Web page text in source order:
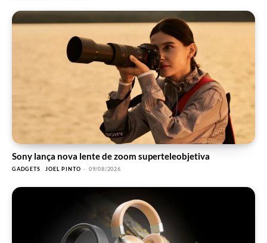
Sony lança nova lente de zoom superteleobjetiva
GADGETS JOEL PINTO - 09/08/2026